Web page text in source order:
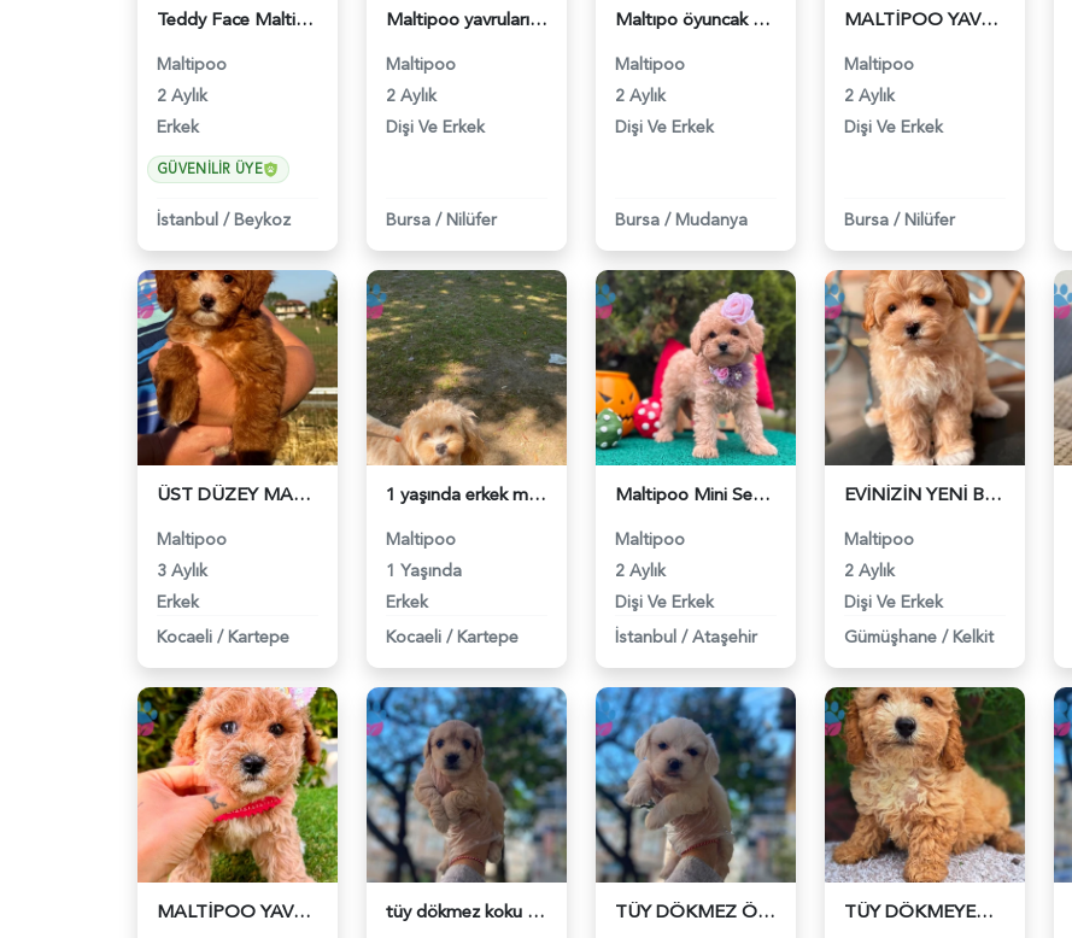
Teddy Face Maltipoo Erkek Yavru | Ruhsatlı | Premium Kalite - 5635
Maltipoo
2 Aylık
Erkek
GÜVENILIR ÜYE
İstanbul /Beykoz
Maltipoo yavrularım sağlık ve ırk garantilidir - 6231
Maltipoo
2 Aylık
Dişi Ve Erkek
Bursa /Nilüfer
Maltıpo öyuncak tatlı bebekler - 6249
Maltipoo
2 Aylık
Dişi Ve Erkek
Bursa /Mudanya
MALTİPOO YAVRU YENİ AİLESİNİ BEKLİYOR - 6260
Maltipoo
2 Aylık
Dişi Ve Erkek
Bursa /Nilüfer
ÜST DÜZEY MALTİPO OĞLUMUZ - 6241
Maltipoo
3 Aylık
Erkek
Kocaeli /Kartepe
1 yaşında erkek maltipoo - 6211
Maltipoo
1 Yaşında
Erkek
Kocaeli /Kartepe
Maltipoo Mini Sevimli Yavrular - 6223
Maltipoo
2 Aylık
Dişi Ve Erkek
İstanbul /Ataşehir
EVİNİZİN YENİ BEBEĞİ MALTİPOO - 6311
Maltipoo
2 Aylık
Dişi Ve Erkek
Gümüşhane /Kelkit
MALTİPOO YAVRULARIMIZ - 6314 tüy dökmez koku yapmaz maltipoo bebekler - 6316 TÜY DÖKMEZ ÖZELLİKLİ MALTİPOO BEBEKLER - 6317 TÜY DÖKMEYEN MALTİPOO BEBEKLER - 6318